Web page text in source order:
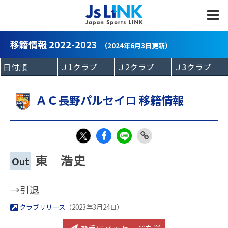
移籍情報 2022-2023 （2024年6月3日更新）
ＡＣ長野パルセイロ 移籍情報
Out 東 浩史
→引退
クラブリリース （2023年3月24日）